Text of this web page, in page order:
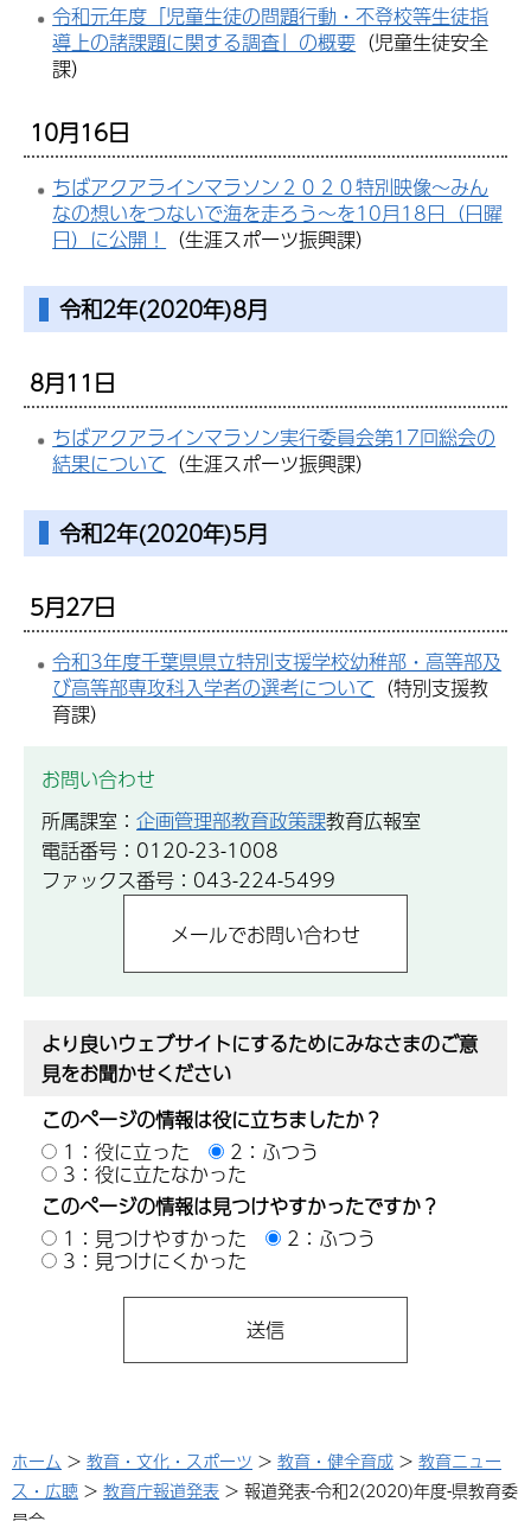
令和元年度「児童生徒の問題行動・不登校等生徒指
導上の諸課題に関する調査」の概要 （児童生徒安全
課）
10月16日
ちばアクアラインマラソン２０２０特別映像～みん
なの想いをつないで海を走ろう～を10月18日（日曜
日）に公開！
（生涯スポーツ振興課）
令和2年(2020年)8月
8月11日
ちばアクアラインマラソン実行委員会第17回総会の
結果について （生涯スポーツ振興課）
令和2年(2020年)5月
5月27日
令和3年度千葉県県立特別支援学校幼稚部・高等部及
び高等部専攻科入学者の選考について （特別支援教
育課）
お問い合わせ
所属課室： 企画管理部教育政策課教育広報室
電話番号：0120-23-1008
ファックス番号：043-224-5499
より良いウェブサイトにするためにみなさまのご意
見をお聞かせください
このページの情報は役に立ちましたか？
1：役に立った
2：ふつう
3：役に立たなかった
このページの情報は見つけやすかったですか？
1：見つけやすかった
2：ふつう
3：見つけにくかった
ホーム > 教育・文化・スポーツ > 教育・健全育成 > 教育ニュー
ス・広聴 > 教育庁報道発表 > 報道発表-令和2(2020)年度-県教育委